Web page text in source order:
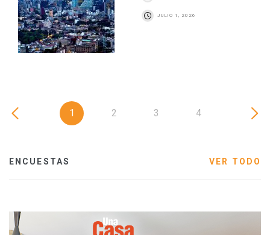
JULIO 1, 2026
1 2 3 4
ENCUESTAS VER TODO